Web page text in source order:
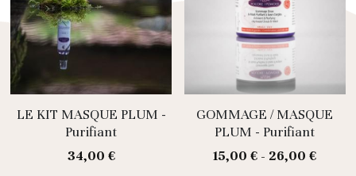
LE KIT MASQUE PLUM -
Purifiant
34,00 €
GOMMAGE / MASQUE
PLUM - Purifiant
15,00 € - 26,00 €
Baume à lèvre
Ateliers